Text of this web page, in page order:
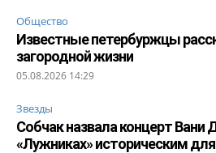
Общество
Известные петербуржцы
загородной жизни
05.08.2026 14:29
Звезды
Собчак назвала концерт Вани
«Лужниках» историческим